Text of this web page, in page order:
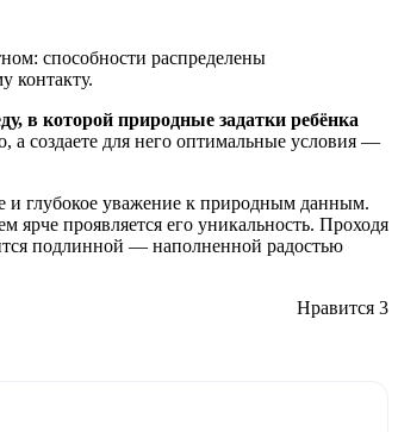
способности распределены
контакту.
в которой природные задатки ребёнка
а создаете для него оптимальные условия —
и глубокое уважение к природным данным.
проявляется его уникальность. Проходя
подлинной — наполненной радостью
Нравится 3